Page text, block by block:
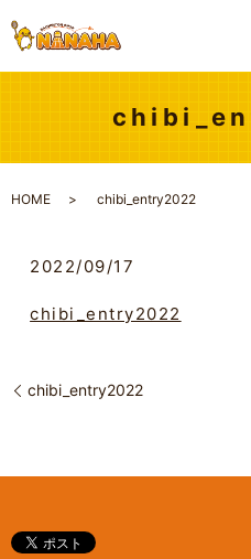
HOME chibi_entry2022
2022/09/17
chibi_entry2022
chibi_entry2022